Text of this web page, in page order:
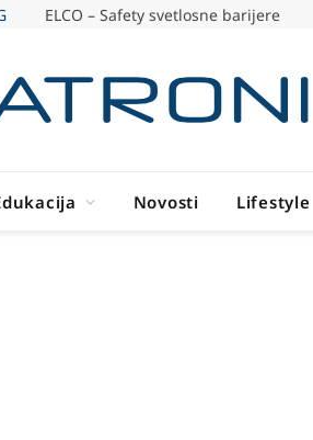
ELCO – Safety svetlosne barijere
Novosti Lifestyle